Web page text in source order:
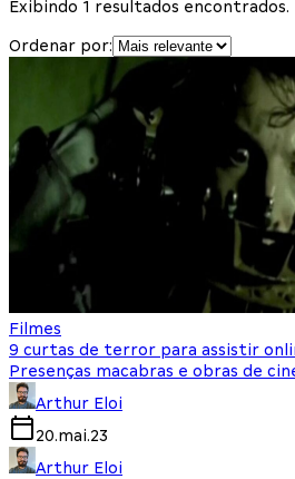
Exibindo 1 resultados encontrados.
Ordenar por:
Filmes
9 curtas de terror para assistir
Presenças macabras e obras de
Arthur Eloi
20.mai.23
Arthur Eloi